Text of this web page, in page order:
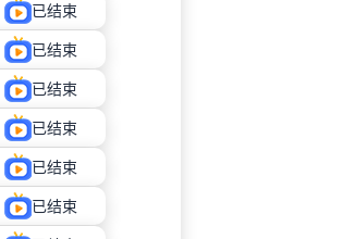
已结束
已结束
已结束
已结束
已结束
已结束